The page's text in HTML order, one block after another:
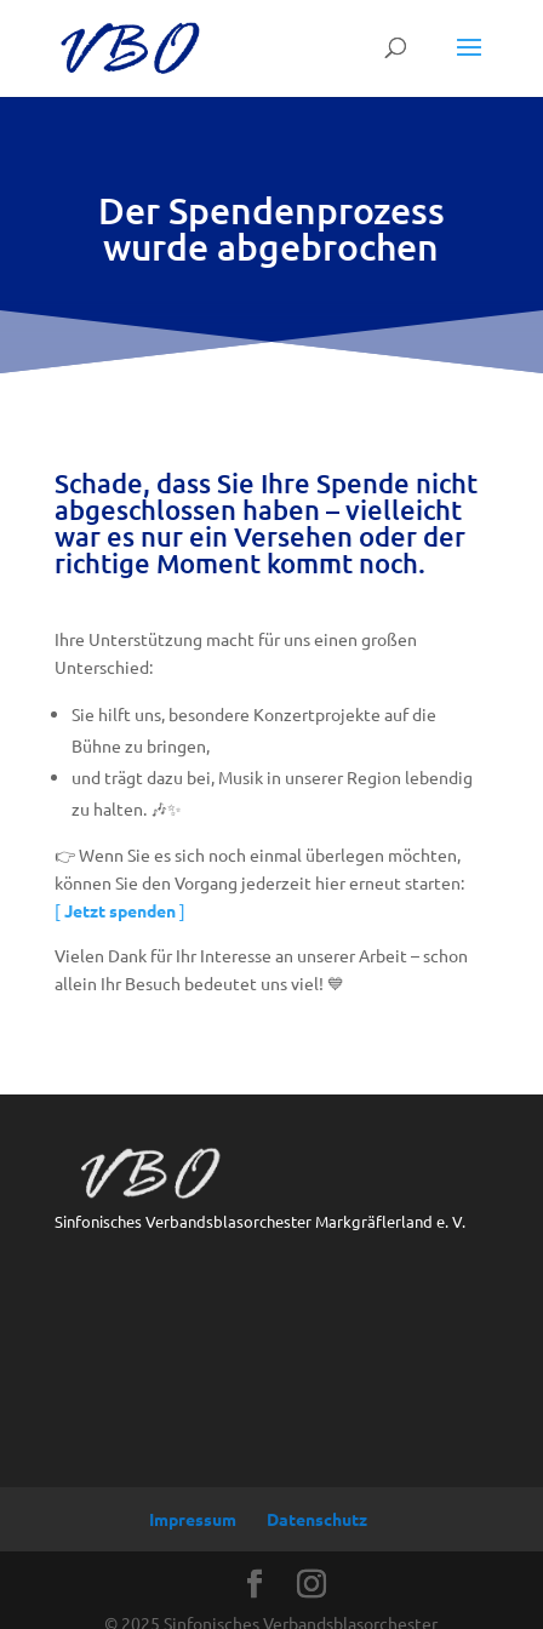
Der Spendenprozess
wurde abgebrochen
Schade, dass Sie Ihre Spende nicht
abgeschlossen haben – vielleicht
war es nur ein Versehen oder der
richtige Moment kommt noch.
Ihre Unterstützung macht für uns einen großen
Unterschied:
Sie hilft uns, besondere Konzertprojekte auf die
Bühne zu bringen,
und trägt dazu bei, Musik in unserer Region lebendig
zu halten. 🎶✨
👉 Wenn Sie es sich noch einmal überlegen möchten,
können Sie den Vorgang jederzeit hier erneut starten:
[Jetzt spenden]
Vielen Dank für Ihr Interesse an unserer Arbeit – schon
allein Ihr Besuch bedeutet uns viel! 💙
Sinfonisches Verbandsblasorchester Markgräflerland e. V.
Impressum Datenschutz
© 2025 Sinfonisches Verbandsblasorchester